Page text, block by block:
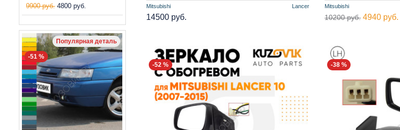
9900 руб. 4800 руб.
Популярная деталь
-51 %
Mitsubishi Lancer
14500 руб.
Mitsubishi
10200 руб. 4940 руб.
-52 % -38 %